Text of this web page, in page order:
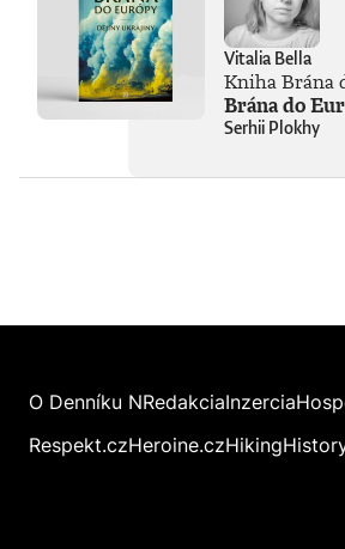
Vitalia Bella
Kniha Brána
Brána do
Serhii Plokhy
O Denníku NRedakciaInzercia
Respekt.czHeroine.czHiking